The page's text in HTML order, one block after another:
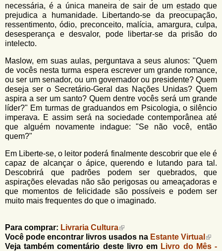
necessária, é a única maneira de sair de um estadoque
prejudica a humanidade. Libertando-se da preocupação,
ressentimento, ódio, preconceito, malícia, amargura, culpa,
desesperança e desvalor, pode libertar-se da prisão do
intelecto.
Maslow, em suas aulas, perguntava a seus alunos: "Quem
de vocês nesta turma espera escrever um grande romance,
ou ser um senador, ou um governador ou presidente? Quem
deseja ser o Secretário-Geral das Nações Unidas? Quem
aspira a ser um santo? Quem dentre vocês será um grande
líder?" Em turmas de graduandos em Psicologia, o silêncio
imperava. E assim será na sociedade contemporânea até
que alguém novamente indague: "Se não você, então
quem?"
Em Liberte-se, o leitor poderá finalmente descobrir que ele é
capaz de alcançar o ápice, querendo e lutando para tal.
Descobrirá que padrões podem ser quebrados, que
aspirações elevadas não são perigosas ou ameaçadoras e
que momentos de felicidade são possíveis e podem ser
muito mais frequentes do que o imaginado.
Para comprar: Livraria Cultura
Você pode encontrar livros usados na Estante Virtual
Veja também comentário deste livro em Livro do Mês -